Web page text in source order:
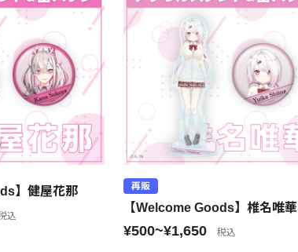
】健屋花那
込
再販
【Welcome Goods】椎名唯華
¥500~¥1,650 税込